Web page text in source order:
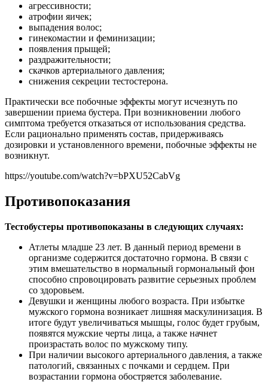
агрессивности;
атрофии яичек;
выпадения волос;
гинекомастии и феминизации;
появления прыщей;
раздражительности;
скачков артериального давления;
снижения секреции тестостерона.
Практически все побочные эффекты могут исчезнуть по
завершении приема бустера. При возникновении любого
симптома требуется отказаться от использования средства.
Если рационально применять состав, придерживаясь
дозировки и установленного времени, побочные эффекты не
возникнут.
https://youtube.com/watch?v=bPXU52CabVg
Противопоказания
Тестобустеры противопоказаны в следующих случаях:
Атлеты младше 23 лет. В данный период времени в
организме содержится достаточно гормона. В связи с
этим вмешательство в нормальный гормональный фон
способно спровоцировать развитие серьезных проблем
со здоровьем.
Девушки и женщины любого возраста. При избытке
мужского гормона возникает лишняя маскулинизация. В
итоге будут увеличиваться мышцы, голос будет грубым,
появятся мужские черты лица, а также начнет
произрастать волос по мужскому типу.
При наличии высокого артериального давления, а также
патологий, связанных с почками и сердцем. При
возрастании гормона обостряется заболевание.